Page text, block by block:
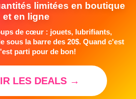
limitées en boutique
et en ligne
de cœur : jouets, lubrifiants,
sous la barre des 20$. Quand c'est
parti pour de bon!
LES DEALS →